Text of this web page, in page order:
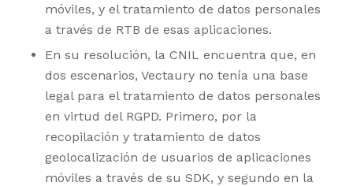
móviles, y el tratamiento de datos personales
a través de RTB de esas aplicaciones.
En su resolución, la CNIL encuentra que, en
dos escenarios, Vectaury no tenía una base
legal para el tratamiento de datos personales
en virtud del RGPD. Primero, por la
recopilación y tratamiento de datos
geolocalización de usuarios de aplicaciones
móviles a través de su SDK, y segundo en la